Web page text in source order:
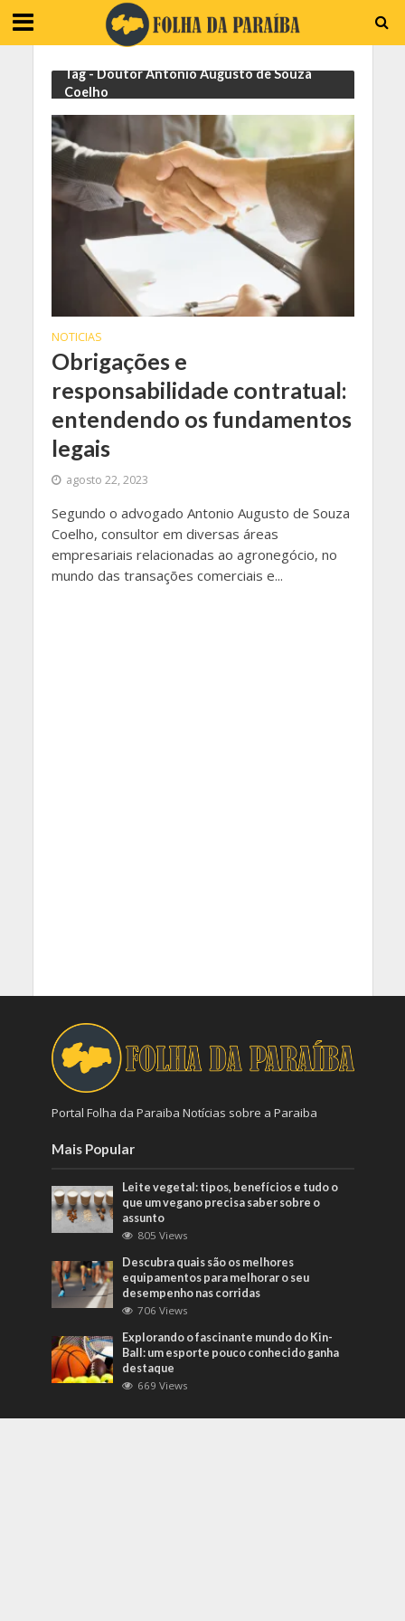
Tag - Doutor Antonio Augusto de Souza
Coelho
NOTICIAS
Obrigações e
responsabilidade contratual:
entendendo os fundamentos
legais
agosto 22, 2023
Segundo o advogado Antonio Augusto de Souza
Coelho, consultor em diversas áreas
empresariais relacionadas ao agronegócio, no
mundo das transações comerciais e...
Portal Folha da Paraiba Notícias sobre a Paraiba
Mais Popular
Leite vegetal: tipos, benefícios e tudo o
que um vegano precisa saber sobre o
assunto
805 Views
Descubra quais são os melhores
equipamentos para melhorar o seu
desempenho nas corridas
706 Views
Explorando o fascinante mundo do Kin-
Ball: um esporte pouco conhecido ganha
destaque
669 Views